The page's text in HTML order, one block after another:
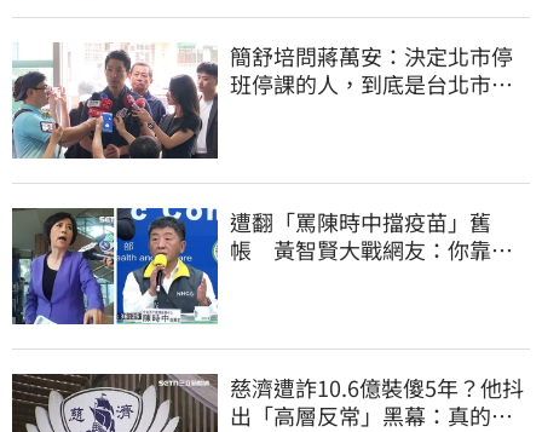
簡舒培問蔣萬安：決定北市停
班停課的人，到底是台北市
遭翻「罵陳時中擋疫苗」舊
帳 黃智賢大戰網友：你靠我
慈濟遭詐10.6億裝傻5年？他抖
出「高層反常」黑幕：真的不